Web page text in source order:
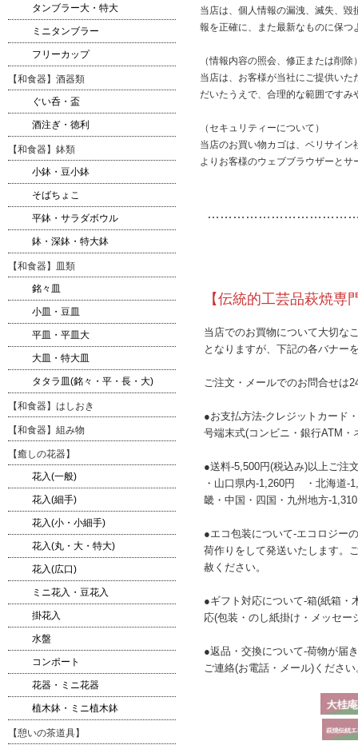
当店は、個人情報の漏洩、滅失、
報を正確に、また最新なものに保
（情報内容の照会、修正または削除
当店は、お客様が当社にご提供い
だいたうえで、合理的な範囲です
（セキュリティーについて）
当店のお買い物カゴは、ベリサイ
よりお客様のウェブブラウザーと
…………
【伝統的工芸品萩焼
当店でのお買物について大切な
となりますが、下記の各バナー
ご注文・メールでのお問合せは
●お支払方法-クレジットカード
号端末式(コンビニ・銀行ATM
●送料-5,500円(税込み)以上ご注
・山口県内-1,260円 ・北海道
畿・中国・四国・九州地方-
●エコ包装について-エコロジー
荷作りをして発送いたします。
赦ください。
●ギフト対応について-箱(紙箱・
応(包装・のし紙掛け・メッセ
●返品・交換について-荷物が届
ご連絡(お電話・メール)ください
タンブラー大・特大
ミニタンブラー
フリーカップ
【和食器】酒器類
ぐい呑・盃
酒注ぎ・徳利
【和食器】鉢類
小鉢・豆小鉢
そばちょこ
平鉢・サラダボウル
鉢・深鉢・特大鉢
【和食器】皿類
銘々皿
小皿・豆皿
平皿・平皿大
大皿・特大皿
タタラ皿(銘々・平・長・大)
【和食器】はしおき
【和食器】組み物
【癒しの花器】
花入(一般)
花入(細手)
花入(小・小細手)
花入(丸・大・特大)
花入(広口)
ミニ花入・豆花入
掛花入
水盤
コンポート
花器・ミニ花器
植木鉢・ミニ植木鉢
【憩いの茶道具】